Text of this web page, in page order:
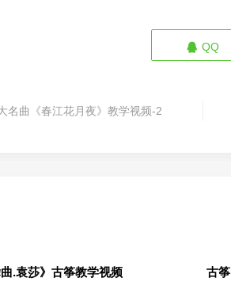
QQ
名曲《春江花月夜》教学视频-2
.袁莎》古筝教学视频 古